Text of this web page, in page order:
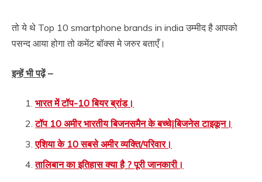
तो ये थे Top 10 smartphone brands in india उम्मीद है आपको
पसन्द आया होगा तो कमेंट बॉक्स मे जरुर बताएँ।
इन्हें भी पढ़ें–
भारत में टॉप-10 बियर ब्रांड।
टॉप 10 अमीर भारतीय बिजनसमैन के बच्चे|बिजनेस टाइकून।
एशिया के 10 सबसे अमीर व्यक्ति/परिवार।
तालिबान का इतिहास क्या है ? पूरी जानकारी।